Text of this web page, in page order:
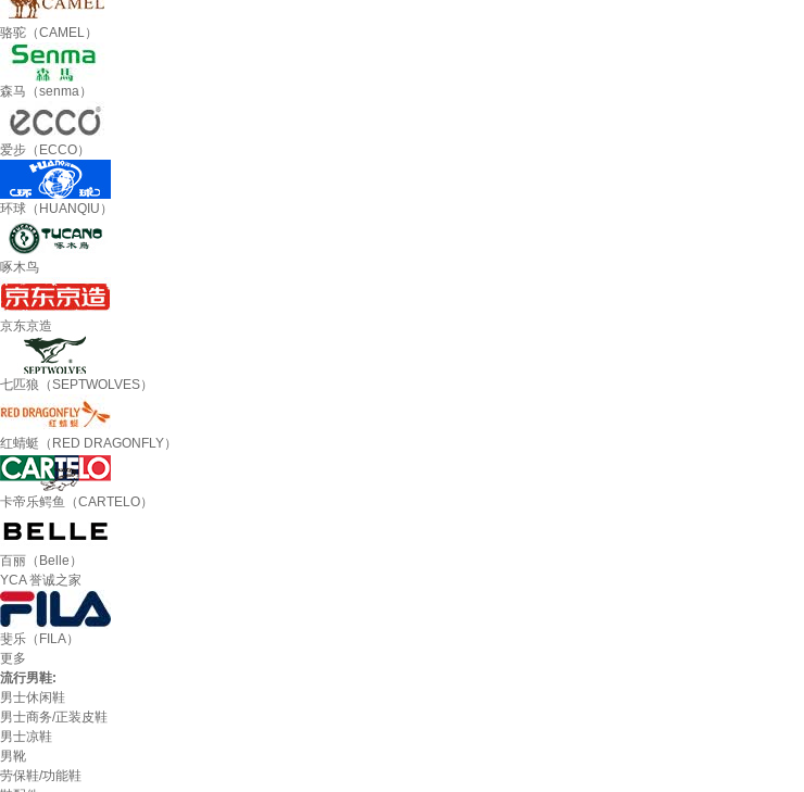
骆驼（CAMEL）
森马（senma）
爱步（ECCO）
环球（HUANQIU）
啄木鸟
京东京造
七匹狼（SEPTWOLVES）
红蜻蜓（RED DRAGONFLY）
卡帝乐鳄鱼（CARTELO）
百丽（Belle）
YCA 誉诚之家
斐乐（FILA）
更多
流行男鞋:
男士休闲鞋
男士商务/正装皮鞋
男士凉鞋
男靴
劳保鞋/功能鞋